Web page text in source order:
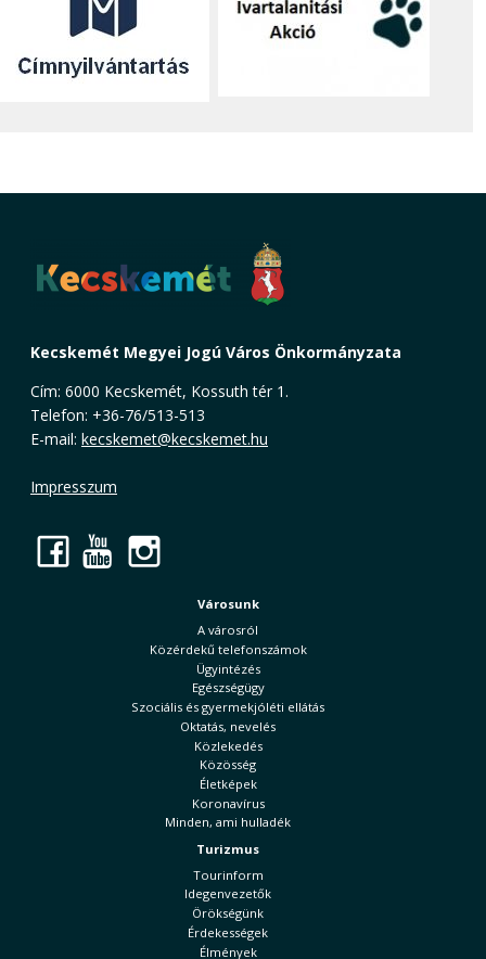
Kecskemét Megyei Jogú Város Önkormányzata
Cím: 6000 Kecskemét, Kossuth tér 1.
Telefon: +36-76/513-513
E-mail: kecskemet@kecskemet.hu
Impresszum
Facebook
YouTube
Városunk
A városról
Közérdekű telefonszámok
Ügyintézés
Egészségügy
Szociális és gyermekjóléti ellátás
Oktatás, nevelés
Közlekedés
Közösség
Életképek
Koronavírus
Minden, ami hulladék
Turizmus
Tourinform
Idegenvezetők
Örökségünk
Érdekességek
Élmények